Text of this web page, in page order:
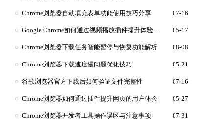
Chrome浏览器自动填充表单功能使用技巧分享 07-16
Google Chrome如何通过视频播放插件提升体验质量 05-17
Chrome浏览器下载任务智能暂停与恢复功能解析 08-08
Chrome浏览器下载速度慢问题优化技巧 05-21
谷歌浏览器官方下载后如何验证文件完整性 07-16
Chrome浏览器如何通过插件提升网页的用户体验 05-27
Chrome浏览器开发者工具操作误区与注意事项 07-31